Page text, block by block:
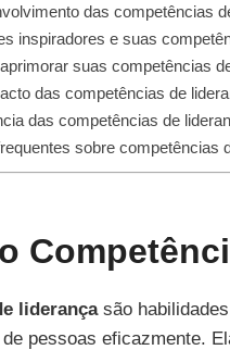
das competências
inspiradores e suas
suas competências
das competências de
das competências de
sobre competências
liderançasão
pessoas eficazmente.